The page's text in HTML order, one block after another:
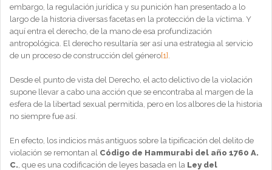
embargo, la regulación jurídica y su punición han presentado a lo
largo de la historia diversas facetas en la protección de la víctima. Y
aquí entra el derecho, de la mano de esa profundización
antropológica. El derecho resultaría ser así una estrategia al servicio
de un proceso de construcción del género[1] .
Desde el punto de vista del Derecho, el acto delictivo de la violación
supone llevar a cabo una acción que se encontraba al margen de la
esfera de la libertad sexual permitida, pero en los albores de la historia
no siempre fue así.
En efecto, los indicios más antiguos sobre la tipificación del delito de
violación se remontan al Código de Hammurabi del año 1760 A.
C., que es una codificación de leyes basada en la Ley del